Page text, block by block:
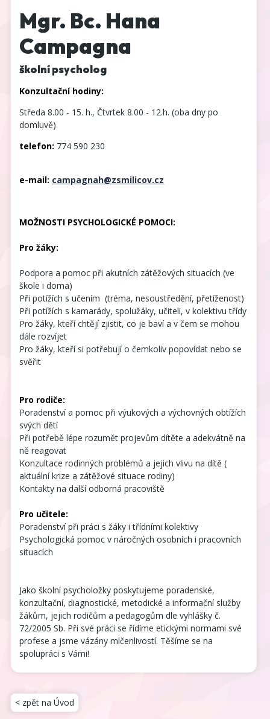
Mgr. Bc. Hana
Campagna
školní psycholog
Konzultační hodiny:
Středa 8.00 - 15. h., Čtvrtek 8.00 - 12.h. (oba dny po
domluvě)
telefon: 774 590 230
e-mail: campagnah@zsmilicov.cz
MOŽNOSTI PSYCHOLOGICKÉ POMOCI:
Pro žáky:
Podpora a pomoc při akutních zátěžových situacích (ve
škole i doma)
Při potížích s učením (tréma, nesoustředění, přetíženost)
Při potížích s kamarády, spolužáky, učiteli, v kolektivu třídy
Pro žáky, kteří chtějí zjistit, co je baví a v čem se mohou
dále rozvíjet
Pro žáky, kteří si potřebují o čemkoliv popovídat nebo se
svěřit
Pro rodiče:
Poradenství a pomoc při výukových a výchovných obtížích
svých dětí
Při potřebě lépe rozumět projevům dítěte a adekvátně na
ně reagovat
Konzultace rodinných problémů a jejich vlivu na dítě (
aktuální krize a zátěžové situace rodiny)
Kontakty na další odborná pracoviště
Pro učitele:
Poradenství při práci s žáky i třídními kolektivy
Psychologická pomoc v náročných osobních i pracovních
situacích
Jako školní psycholožky poskytujeme poradenské,
konzultační, diagnostické, metodické a informační služby
žákům, jejich rodičům a pedagogům dle vyhlášky č.
72/2005 Sb. Při své práci se řídíme etickými normami své
profese a jsme vázány mlčenlivostí. Těšíme se na
spolupráci s Vámi!
< zpět na Úvod